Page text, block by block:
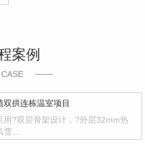
案例
CASE
双拱连栋温室项目
用?双层骨架设计，?外层32mm热
雪…